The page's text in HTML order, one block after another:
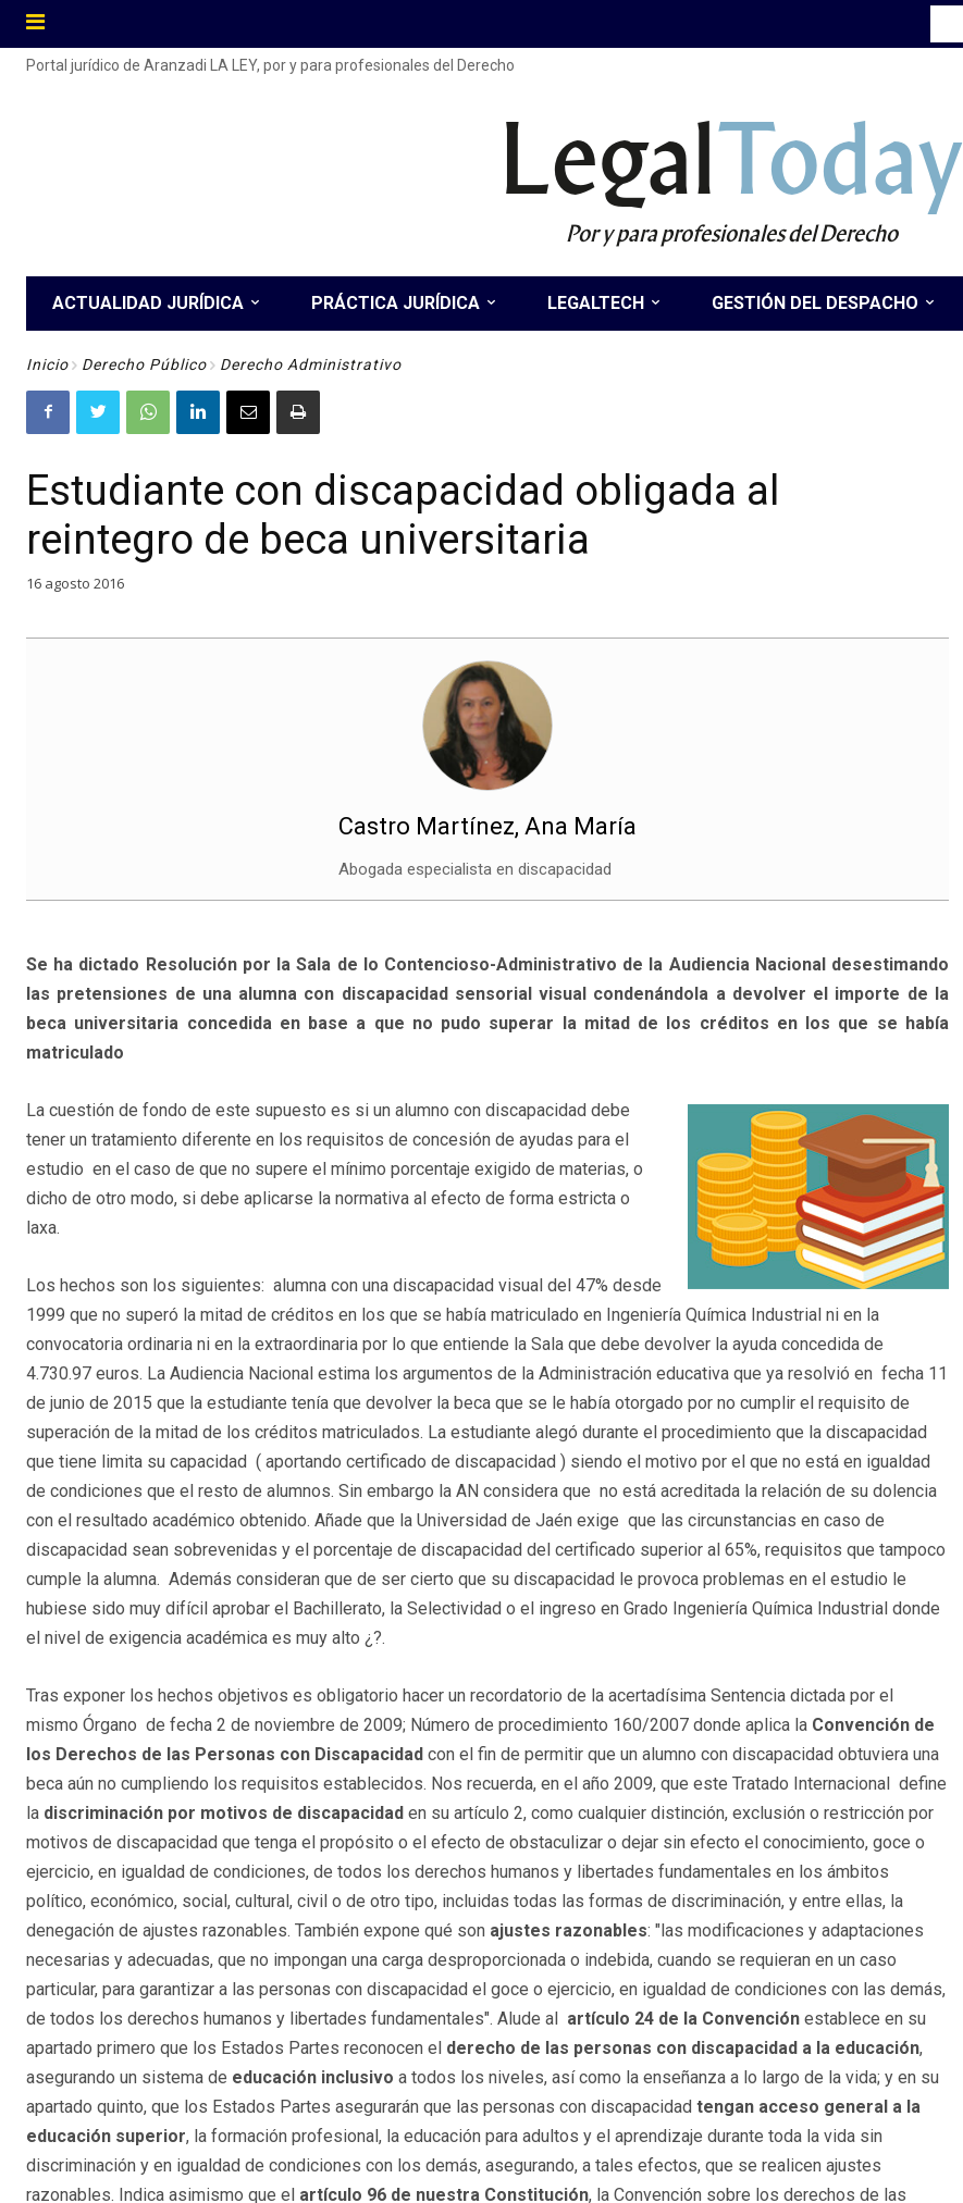
Portal jurídico de Aranzadi LA LEY, por y para profesionales del Derecho
LegalToday
Por y para profesionales del Derecho
ACTUALIDAD JURÍDICA PRÁCTICA JURÍDICA LEGALTECH GESTIÓN DEL DESPACHO
Inicio Derecho Público Derecho Administrativo
Estudiante con discapacidad obligada al
reintegro de beca universitaria
16 agosto 2016
Castro Martínez, Ana María
Abogada especialista en discapacidad
Se ha dictado Resolución por la Sala de lo Contencioso-Administrativo de la Audiencia Nacional desestimando
las pretensiones de una alumna con discapacidad sensorial visual condenándola a devolver el importe de la
beca universitaria concedida en base a que no pudo superar la mitad de los créditos en los que se había
matriculado
La cuestión de fondo de este supuesto es si un alumno con discapacidad debe
tener un tratamiento diferente en los requisitos de concesión de ayudas para el
estudio en el caso de que no supere el mínimo porcentaje exigido de materias, o
dicho de otro modo, si debe aplicarse la normativa al efecto de forma estricta o
laxa.
Los hechos son los siguientes: alumna con una discapacidad visual del 47% desde
1999 que no superó la mitad de créditos en los que se había matriculado en Ingeniería Química Industrial ni en la
convocatoria ordinaria ni en la extraordinaria por lo que entiende la Sala que debe devolver la ayuda concedida de
4.730.97 euros. La Audiencia Nacional estima los argumentos de la Administración educativa que ya resolvió en fecha 11
de junio de 2015 que la estudiante tenía que devolver la beca que se le había otorgado por no cumplir el requisito de
superación de la mitad de los créditos matriculados. La estudiante alegó durante el procedimiento que la discapacidad
que tiene limita su capacidad ( aportando certificado de discapacidad ) siendo el motivo por el que no está en igualdad
de condiciones que el resto de alumnos. Sin embargo la AN considera que no está acreditada la relación de su dolencia
con el resultado académico obtenido. Añade que la Universidad de Jaén exige que las circunstancias en caso de
discapacidad sean sobrevenidas y el porcentaje de discapacidad del certificado superior al 65%, requisitos que tampoco
cumple la alumna. Además consideran que de ser cierto que su discapacidad le provoca problemas en el estudio le
hubiese sido muy difícil aprobar el Bachillerato, la Selectividad o el ingreso en Grado Ingeniería Química Industrial donde
el nivel de exigencia académica es muy alto ¿?.
Tras exponer los hechos objetivos es obligatorio hacer un recordatorio de la acertadísima Sentencia dictada por el
mismo Órgano de fecha 2 de noviembre de 2009; Número de procedimiento 160/2007 donde aplica la Convención de
los Derechos de las Personas con Discapacidad con el fin de permitir que un alumno con discapacidad obtuviera una
beca aún no cumpliendo los requisitos establecidos. Nos recuerda, en el año 2009, que este Tratado Internacional define
la discriminación por motivos de discapacidad en su artículo 2, como cualquier distinción, exclusión o restricción por
motivos de discapacidad que tenga el propósito o el efecto de obstaculizar o dejar sin efecto el conocimiento, goce o
ejercicio, en igualdad de condiciones, de todos los derechos humanos y libertades fundamentales en los ámbitos
político, económico, social, cultural, civil o de otro tipo, incluidas todas las formas de discriminación, y entre ellas, la
denegación de ajustes razonables. También expone qué son ajustes razonables: "las modificaciones y adaptaciones
necesarias y adecuadas, que no impongan una carga desproporcionada o indebida, cuando se requieran en un caso
particular, para garantizar a las personas con discapacidad el goce o ejercicio, en igualdad de condiciones con las demás,
de todos los derechos humanos y libertades fundamentales". Alude al artículo 24 de la Convención establece en su
apartado primero que los Estados Partes reconocen el derecho de las personas con discapacidad a la educación,
asegurando un sistema de educación inclusivo a todos los niveles, así como la enseñanza a lo largo de la vida; y en su
apartado quinto, que los Estados Partes asegurarán que las personas con discapacidad tengan acceso general a la
educación superior, la formación profesional, la educación para adultos y el aprendizaje durante toda la vida sin
discriminación y en igualdad de condiciones con los demás, asegurando, a tales efectos, que se realicen ajustes
razonables. Indica asimismo que el artículo 96 de nuestra Constitución, la Convención sobre los derechos de las